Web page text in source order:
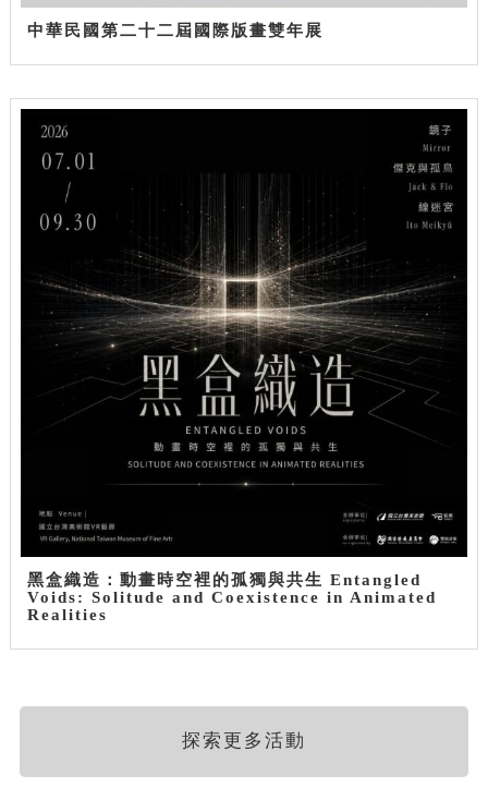
中華民國第二十二屆國際版畫雙年展
黑盒織造：動畫時空裡的孤獨與共生 Entangled
Voids: Solitude and Coexistence in Animated
Realities
探索更多活動